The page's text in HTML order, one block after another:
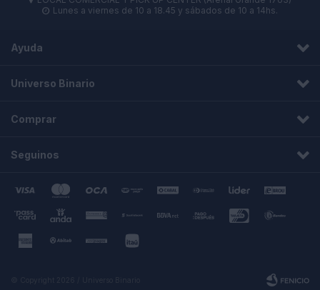
 Lunes a viernes de 10 a 18.45 y sábados de 10 a 14hs.
Ayuda
Universo Binario
Comprar
Seguinos